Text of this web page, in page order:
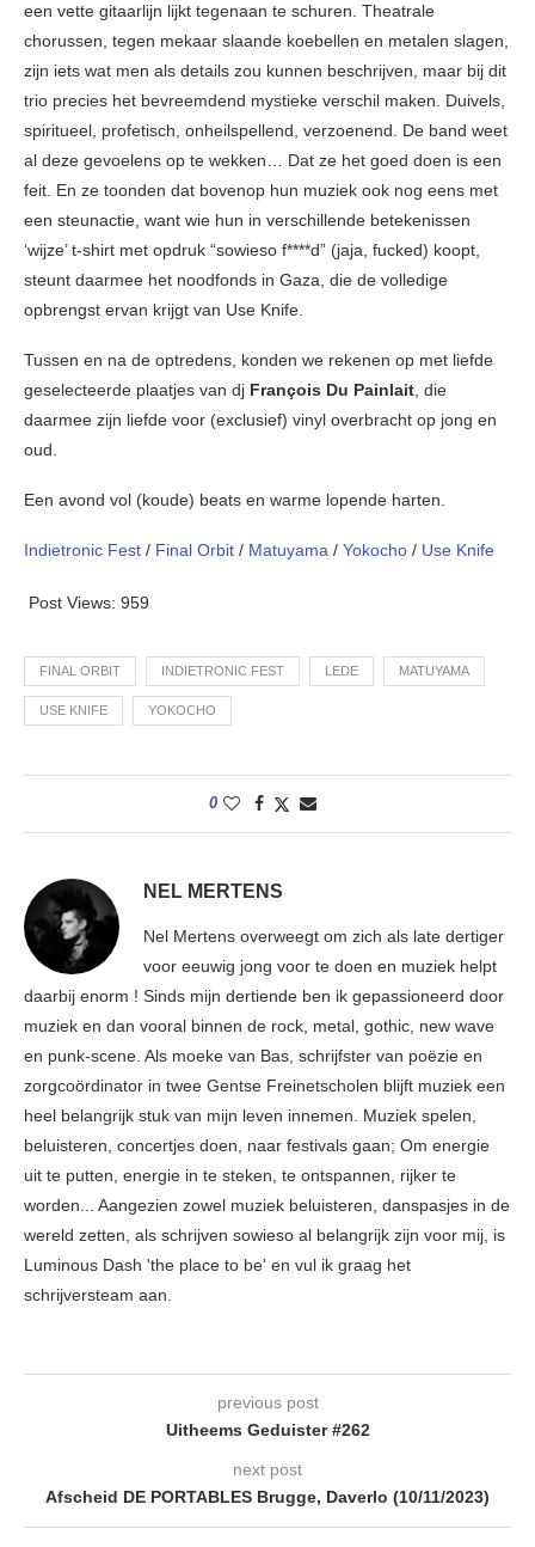
een vette gitaarlijn lijkt tegenaan te schuren. Theatrale
chorussen, tegen mekaar slaande koebellen en metalen slagen,
zijn iets wat men als details zou kunnen beschrijven, maar bij dit
trio precies het bevreemdend mystieke verschil maken. Duivels,
spiritueel, profetisch, onheilspellend, verzoenend. De band weet
al deze gevoelens op te wekken… Dat ze het goed doen is een
feit. En ze toonden dat bovenop hun muziek ook nog eens met
een steunactie, want wie hun in verschillende betekenissen
‘wijze’ t-shirt met opdruk “sowieso f****d” (jaja, fucked) koopt,
steunt daarmee het noodfonds in Gaza, die de volledige
opbrengst ervan krijgt van Use Knife.
Tussen en na de optredens, konden we rekenen op met liefde
geselecteerde plaatjes van dj François Du Painlait, die
daarmee zijn liefde voor (exclusief) vinyl overbracht op jong en
oud.
Een avond vol (koude) beats en warme lopende harten.
Indietronic Fest / Final Orbit / Matuyama / Yokocho / Use Knife
Post Views: 959
FINAL ORBIT INDIETRONIC FEST LEDE MATUYAMA
USE KNIFE YOKOCHO
0
NEL MERTENS
Nel Mertens overweegt om zich als late dertiger
voor eeuwig jong voor te doen en muziek helpt
daarbij enorm ! Sinds mijn dertiende ben ik gepassioneerd door
muziek en dan vooral binnen de rock, metal, gothic, new wave
en punk-scene. Als moeke van Bas, schrijfster van poëzie en
zorgcoördinator in twee Gentse Freinetscholen blijft muziek een
heel belangrijk stuk van mijn leven innemen. Muziek spelen,
beluisteren, concertjes doen, naar festivals gaan; Om energie
uit te putten, energie in te steken, te ontspannen, rijker te
worden... Aangezien zowel muziek beluisteren, danspasjes in de
wereld zetten, als schrijven sowieso al belangrijk zijn voor mij, is
Luminous Dash 'the place to be' en vul ik graag het
schrijversteam aan.
previous post
Uitheems Geduister #262
next post
Afscheid DE PORTABLES Brugge, Daverlo (10/11/2023)